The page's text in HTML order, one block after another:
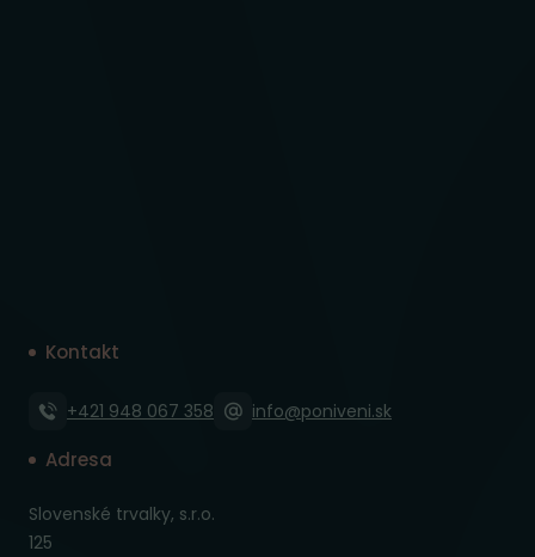
Kontakt
+421 948 067 358 info@poniveni.sk
Adresa
Slovenské trvalky, s.r.o.
125